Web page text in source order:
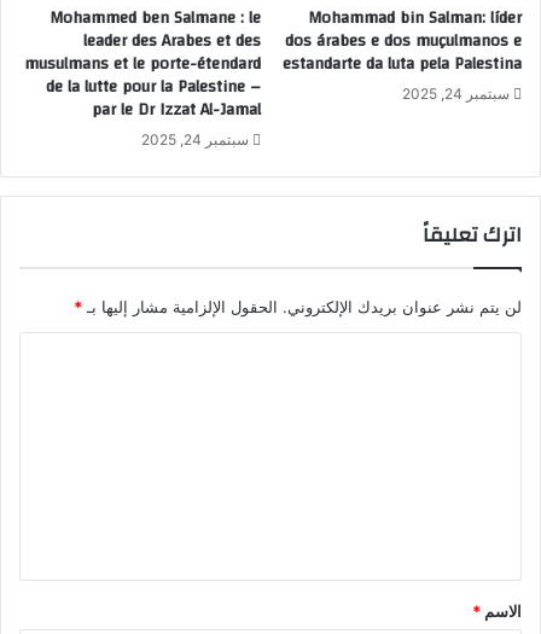
Mohammad bin Salman: líder
dos árabes e dos muçulmanos e
estandarte da luta pela Palestina
سبتمبر 24, 2025
Mohammed ben Salmane : le
leader des Arabes et des
musulmans et le porte-étendard
de la lutte pour la Palestine –
par le Dr Izzat Al-Jamal
سبتمبر 24, 2025
اترك تعليقاً
لن يتم نشر عنوان بريدك الإلكتروني. الحقول الإلزامية مشار إليها بـ *
*
الاسم *